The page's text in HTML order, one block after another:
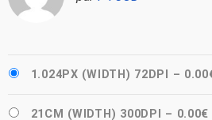
1.024PX (WIDTH) 72DPI –
21CM (WIDTH) 300DPI – 0.00€